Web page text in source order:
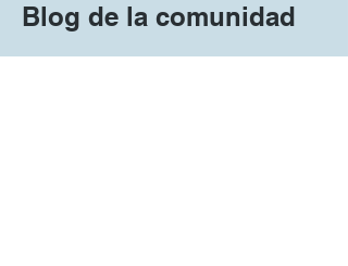
Blog de la comunidad